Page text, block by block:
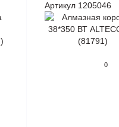
Артикул 1205046
0